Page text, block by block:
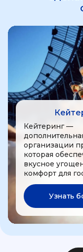
Кейтеринг —
организации
которая
вкусное
комфорт для
Узнать